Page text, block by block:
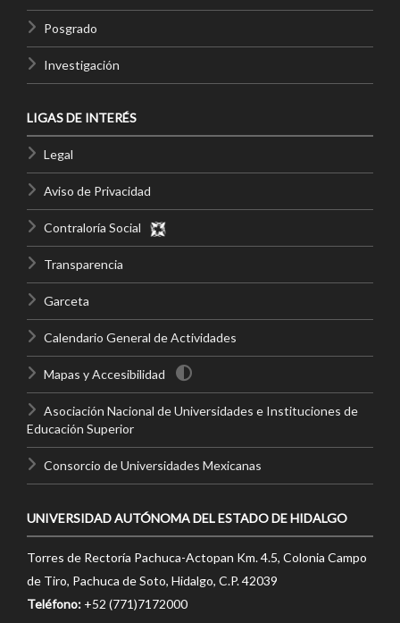
Posgrado
Investigación
LIGAS DE INTERÉS
Legal
Aviso de Privacidad
Contraloría Social
Transparencia
Garceta
Calendario General de Actividades
Mapas y Accesibilidad
Asociación Nacional de Universidades e Instituciones de
Educación Superior
Consorcio de Universidades Mexicanas
UNIVERSIDAD AUTÓNOMA DEL ESTADO DE HIDALGO
Torres de Rectoría Pachuca-Actopan Km. 4.5, Colonia Campo
de Tiro, Pachuca de Soto, Hidalgo, C.P. 42039
Teléfono: +52 (771)7172000